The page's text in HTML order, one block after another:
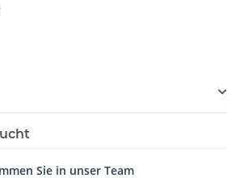
Sie in unser Team